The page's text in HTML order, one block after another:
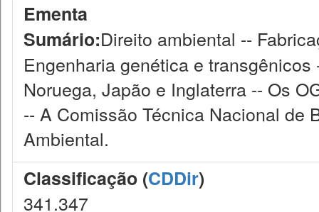
Ementa
Sumário:Direito ambiental --
Engenharia genética e
Noruega, Japão e Inglaterra -- Os
-- A Comissão Técnica Nacional de
Ambiental.
Classificação (CDDir)
341.347